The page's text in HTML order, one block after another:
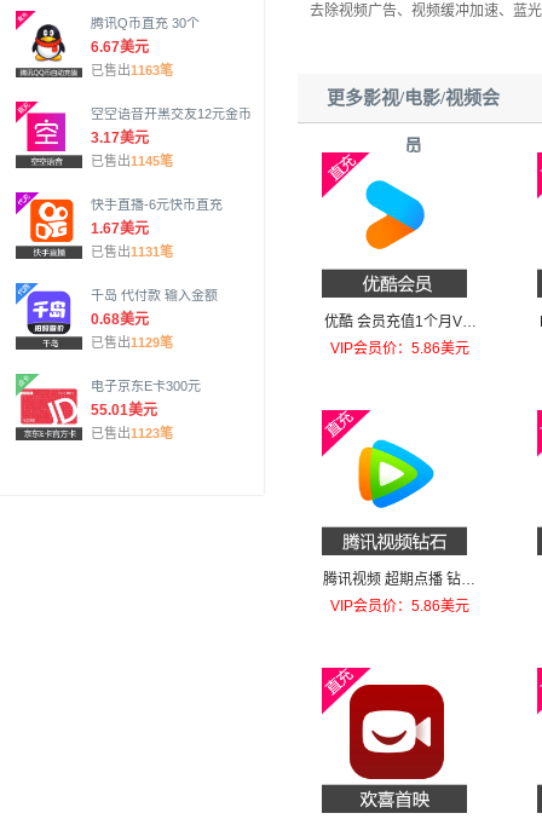
腾讯Q币直充 30个
6.67美元
已售出1163笔
空空语音开黑交友12元金币
3.17美元
已售出1145笔
快手直播-6元快币直充
1.67美元
已售出1131笔
千岛 代付款 输入金额
0.68美元
已售出1129笔
电子京东E卡300元
55.01美元
已售出1123笔
去除视频广告、视频缓冲加速、蓝
更多影视/电影/视频会
员
优酷 会员充值1个月VIP
会员
VIP会员价：5.86美元
腾讯视频 超期点播 钻石
30钻
VIP会员价：5.86美元